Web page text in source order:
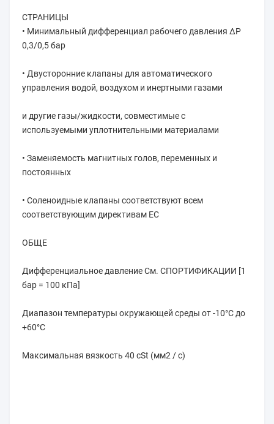
СТРАНИЦЫ
• Минимальный дифференциал рабочего давления ∆P
0,3/0,5 бар
• Двусторонние клапаны для автоматического
управления водой, воздухом и инертными газами
и другие газы/жидкости, совместимые с
используемыми уплотнительными материалами
• Заменяемость магнитных голов, переменных и
постоянных
• Соленоидные клапаны соответствуют всем
соответствующим директивам ЕС
ОБЩЕ
Дифференциальное давление См. СПОРТИФИКАЦИИ [1
бар = 100 кПа]
Диапазон температуры окружающей среды от -10°C до
+60°C
Максимальная вязкость 40 cSt (мм2 / с)